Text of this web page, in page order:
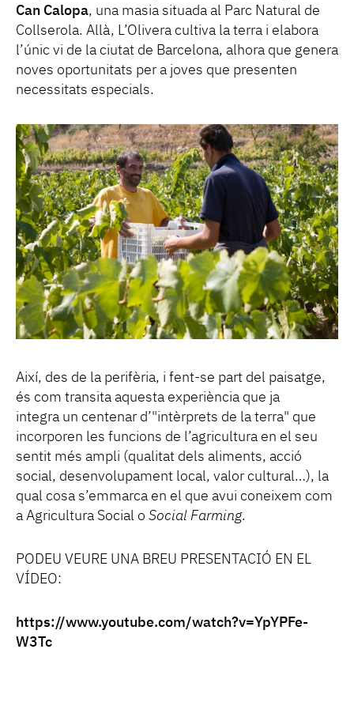
Can Calopa, una masia situada al Parc Natural de
Collserola. Allà, L’Olivera cultiva la terra i elabora
l’únic vi de la ciutat de Barcelona, alhora que genera
noves oportunitats per a joves que presenten
necessitats especials.
Així, des de la perifèria, i fent-se part del paisatge,
és com transita aquesta experiència que ja
integra un centenar d’"intèrprets de la terra" que
incorporen les funcions de l’agricultura en el seu
sentit més ampli (qualitat dels aliments, acció
social, desenvolupament local, valor cultural…), la
qual cosa s’emmarca en el que avui coneixem com
a Agricultura Social o Social Farming.
PODEU VEURE UNA BREU PRESENTACIÓ EN EL
VÍDEO:
https://www.youtube.com/watch?v=YpYPFe-
W3Tc